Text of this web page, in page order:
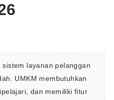
sistem layanan pelanggan
UMKM membutuhkan
dan memiliki fitur